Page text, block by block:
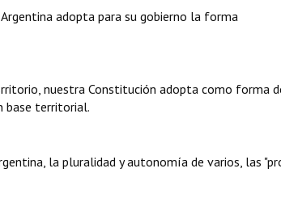
adopta para su gobierno la forma
nuestra Constitución adopta como forma
base territorial.
la pluralidad y autonomía de varios, las